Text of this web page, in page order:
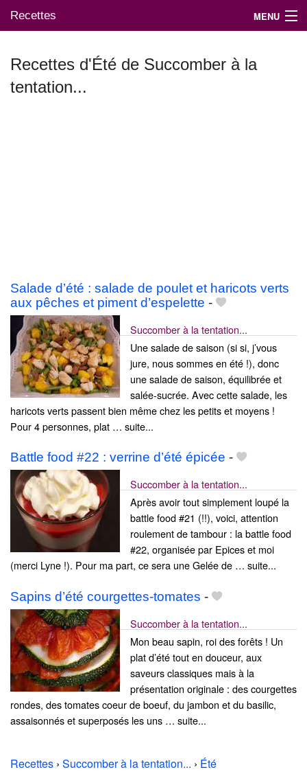
Recettes MENU
Mes blogs préférés
Recettes d'Été de Succomber à la
tentation...
Salade d’été : salade de poulet et haricots verts
aux pêches et piment d’espelette -
Succomber à la tentation...
Une salade de saison (si si, j’vous
jure, nous sommes en été !), donc
une salade de saison, équilibrée et
salée-sucrée. Avec cette salade, les
haricots verts passent bien même chez les petits et moyens !
Pour 4 personnes, plat … suite...
Battle food #22 : verrine d’été épicée -
Succomber à la tentation...
Après avoir tout simplement loupé la
battle food #21 (!!), voici, attention
roulement de tambour : la battle food
#22, organisée par Epices et moi
(merci Lyne !). Pour ma part, ce sera une Gelée de … suite...
Sapins d’été courgettes-tomates -
Succomber à la tentation...
Mon beau sapin, roi des forêts ! Un
plat d’été tout en douceur, aux
saveurs classiques mais à la
présentation originale : des courgettes
rondes, des tomates coeur de boeuf, du jambon et du basilic,
assaisonnés et superposés les uns … suite...
Recettes › Succomber à la tentation... › Été